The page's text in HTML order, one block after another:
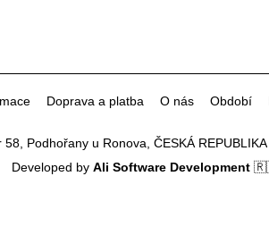
Doprava a platba O nás Období
58, Podhořany u Ronova, ČESKÁ REPUBLIKA
Developed by Ali Software Development